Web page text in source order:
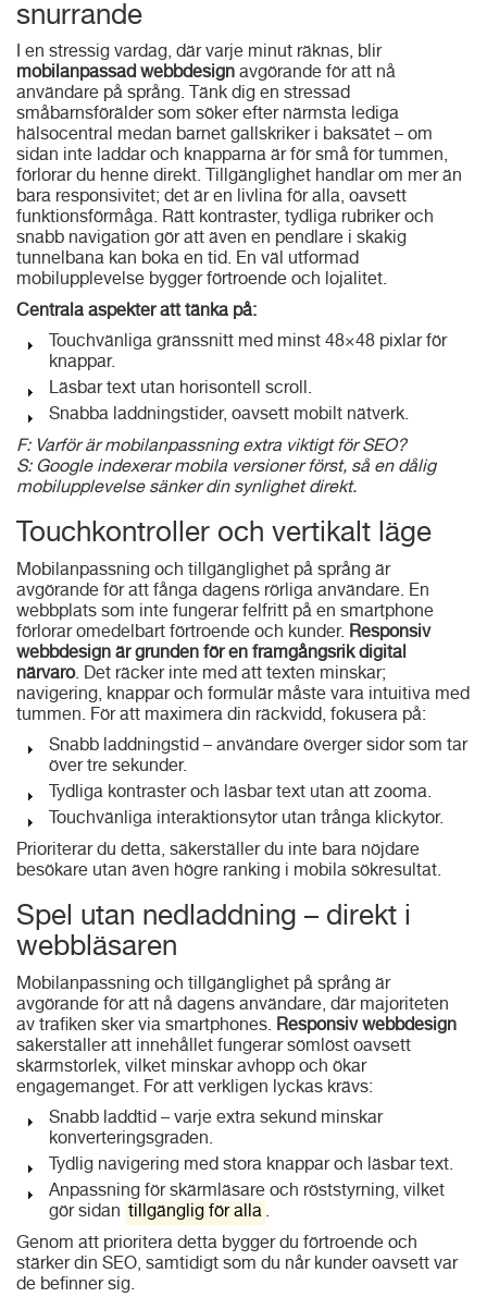
snurrande
I en stressig vardag, där varje minut räknas, blir
mobilanpassad webbdesign avgörande för att nå
användare på språng. Tänk dig en stressad
småbarnsförälder som söker efter närmsta lediga
hälsocentral medan barnet gallskriker i baksätet – om
sidan inte laddar och knapparna är för små för tummen,
förlorar du henne direkt. Tillgänglighet handlar om mer än
bara responsivitet; det är en livlina för alla, oavsett
funktionsförmåga. Rätt kontraster, tydliga rubriker och
snabb navigation gör att även en pendlare i skakig
tunnelbana kan boka en tid. En väl utformad
mobilupplevelse bygger förtroende och lojalitet.
Centrala aspekter att tänka på:
Touchvänliga gränssnitt med minst 48×48 pixlar för
knappar.
Läsbar text utan horisontell scroll.
Snabba laddningstider, oavsett mobilt nätverk.
F: Varför är mobilanpassning extra viktigt för SEO?
S: Google indexerar mobila versioner först, så en dålig
mobilupplevelse sänker din synlighet direkt.
Touchkontroller och vertikalt läge
Mobilanpassning och tillgänglighet på språng är
avgörande för att fånga dagens rörliga användare. En
webbplats som inte fungerar felfritt på en smartphone
förlorar omedelbart förtroende och kunder. Responsiv
webbdesign är grunden för en framgångsrik digital
närvaro. Det räcker inte med att texten minskar;
navigering, knappar och formulär måste vara intuitiva med
tummen. För att maximera din räckvidd, fokusera på:
Snabb laddningstid – användare överger sidor som tar
över tre sekunder.
Tydliga kontraster och läsbar text utan att zooma.
Touchvänliga interaktionsytor utan trånga klickytor.
Prioriterar du detta, säkerställer du inte bara nöjdare
besökare utan även högre ranking i mobila sökresultat.
Spel utan nedladdning – direkt i
webbläsaren
Mobilanpassning och tillgänglighet på språng är
avgörande för att nå dagens användare, där majoriteten
av trafiken sker via smartphones. Responsiv webbdesign
säkerställer att innehållet fungerar sömlöst oavsett
skärmstorlek, vilket minskar avhopp och ökar
engagemanget. För att verkligen lyckas krävs:
Snabb laddtid – varje extra sekund minskar
konverteringsgraden.
Tydlig navigering med stora knappar och läsbar text.
Anpassning för skärmläsare och röststyrning, vilket
gör sidan tillgänglig för alla .
Genom att prioritera detta bygger du förtroende och
stärker din SEO, samtidigt som du når kunder oavsett var
de befinner sig.